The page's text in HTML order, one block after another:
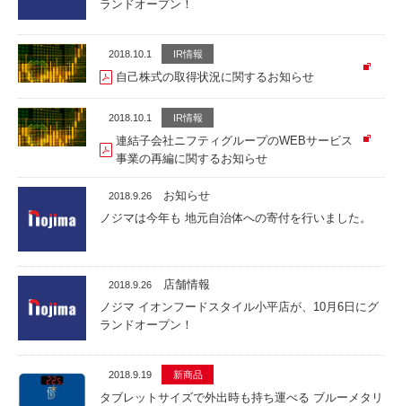
ランドオープン！
2018.10.1 IR情報
自己株式の取得状況に関するお知らせ
2018.10.1 IR情報
連結子会社ニフティグループのWEBサービス
事業の再編に関するお知らせ
2018.9.26
お知らせ
ノジマは今年も 地元自治体への寄付を行いました。
2018.9.26
店舗情報
ノジマ イオンフードスタイル小平店が、10月6日にグ
ランドオープン！
2018.9.19 新商品
タブレットサイズで外出時も持ち運べる ブルーメタリ